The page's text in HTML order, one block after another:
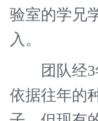
验室的学兄
入。
团队经3
依据往年的